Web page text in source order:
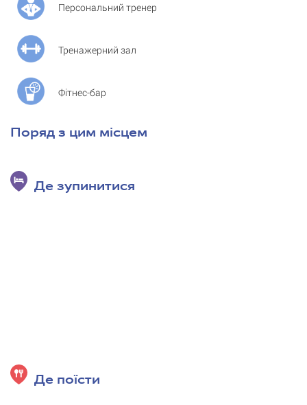
Персональний тренер
Тренажерний зал
Фітнес-бар
Поряд з цим місцем
Де зупинитися
Де поїсти